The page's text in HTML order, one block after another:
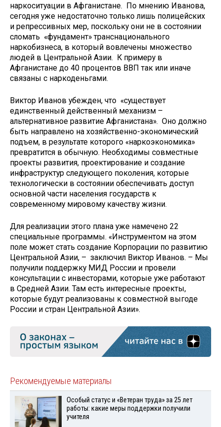
наркоситуации в Афганистане. По мнению Иванова,
сегодня уже недостаточно только лишь полицейских
и репрессивных мер, поскольку они не в состоянии
сломать «фундамент» транснационального
наркобизнеса, в который вовлечены множество
людей в Центральной Азии. К примеру в
Афганистане до 40 процентов ВВП так или иначе
связаны с наркоденьгами.
Виктор Иванов убежден, что «существует
единственный действенный механизм –
альтернативное развитие Афганистана». Оно должно
быть направлено на хозяйственно-экономический
подъем, в результате которого «наркоэкономика»
превратится в обычную. Необходимы совместные
проекты развития, проектирование и создание
инфраструктур следующего поколения, которые
технологически в состоянии обеспечивать доступ
основной части населения государств к
современному мировому качеству жизни.
Для реализации этого плана уже намечено 22
специальные программы. «Инструментом на этом
поле может стать создание Корпорации по развитию
Центральной Азии, – заключил Виктор Иванов. – Мы
получили поддержку МИД России и провели
консультации с инвесторами, которые уже работают
в Средней Азии. Там есть интересные проекты,
которые будут реализованы к совместной выгоде
России и стран Центральной Азии».
Рекомендуемые материалы
Особый статус и «Ветеран труда» за 25 лет
работы: какие меры поддержки получили
учителя